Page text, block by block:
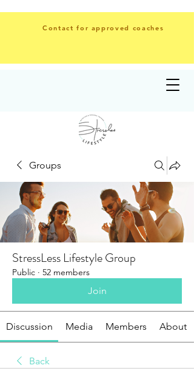
Contact for approved coaches
Groups
StressLess Lifestyle Group
Public · 52 members
Join
Discussion Media Members About
Back